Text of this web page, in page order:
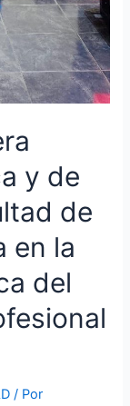
y de
de
en la
del
/ Por